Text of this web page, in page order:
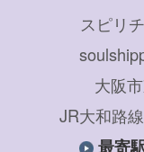
スピリ
大阪
JR大和路
最寄